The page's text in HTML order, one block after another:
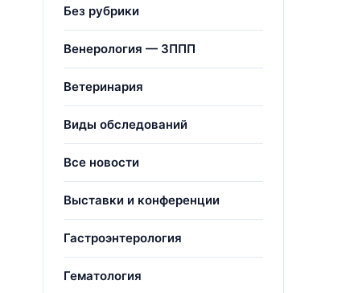
Без рубрики
Венерология — ЗППП
Ветеринария
Виды обследований
Все новости
Выставки и конференции
Гастроэнтерология
Гематология